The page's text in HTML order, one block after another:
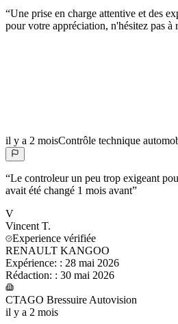
“Une prise en charge attentive et des
pour votre appréciation, n'hésitez pas à
il y a 2 moisContrôle technique
“Le controleur un peu trop exigeant
avait été changé 1 mois avant”
V
Vincent T.
Experience vérifiée
RENAULT KANGOO
Expérience: : 28 mai 2026
Rédaction: : 30 mai 2026
CTAGO Bressuire Autovision
il y a 2 mois